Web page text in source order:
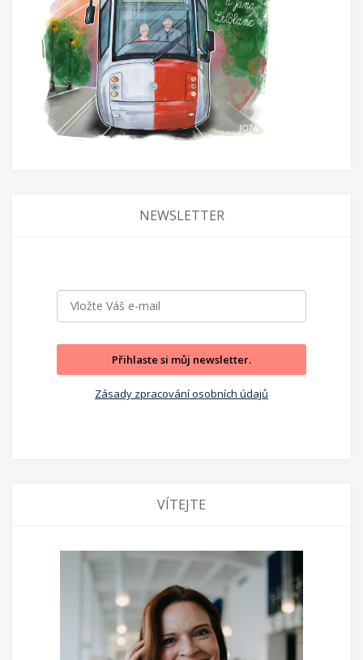
NEWSLETTER
Přihlaste si můj newsletter.
Zásady zpracování osobních údajů
VÍTEJTE